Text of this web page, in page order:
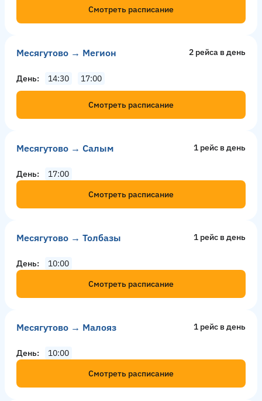
Смотреть расписание
Месягутово → Мегион 2 рейсa в день
День 14:30 17:00
Смотреть расписание
Месягутово → Салым 1 рейс в день
День
17:00
Смотреть расписание
Месягутово → Толбазы 1 рейс в день
День
10:00
Смотреть расписание
Месягутово → Малояз 1 рейс в день
День
10:00
Смотреть расписание